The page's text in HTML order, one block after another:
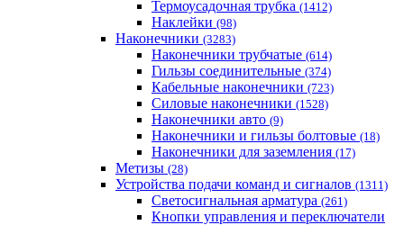
Термоусадочная трубка (1412)
Наклейки (98)
Наконечники (3283)
Наконечники трубчатые (614)
Гильзы соединительные (374)
Кабельные наконечники (723)
Силовые наконечники (1528)
Наконечники авто (9)
Наконечники и гильзы болтовые (18)
Наконечники для заземления (17)
Метизы (28)
Устройства подачи команд и сигналов (1311)
Светосигнальная арматура (261)
Кнопки управления и переключатели